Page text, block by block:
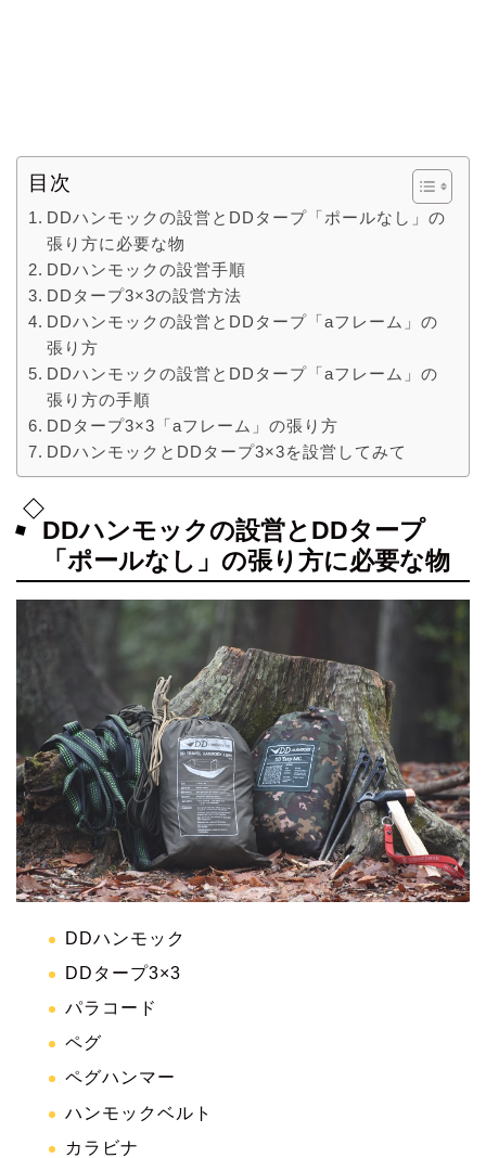
目次
DDハンモックの設営とDDタープ「ポールなし」の
張り方に必要な物
DDハンモックの設営手順
DDタープ3×3の設営方法
DDハンモックの設営とDDタープ「aフレーム」の
張り方
DDハンモックの設営とDDタープ「aフレーム」の
張り方の手順
DDタープ3×3「aフレーム」の張り方
DDハンモックとDDタープ3×3を設営してみて
DDハンモックの設営とDDタープ
「ポールなし」の張り方に必要な物
DDハンモック
DDタープ3×3
パラコード
ペグ
ペグハンマー
ハンモックベルト
カラビナ